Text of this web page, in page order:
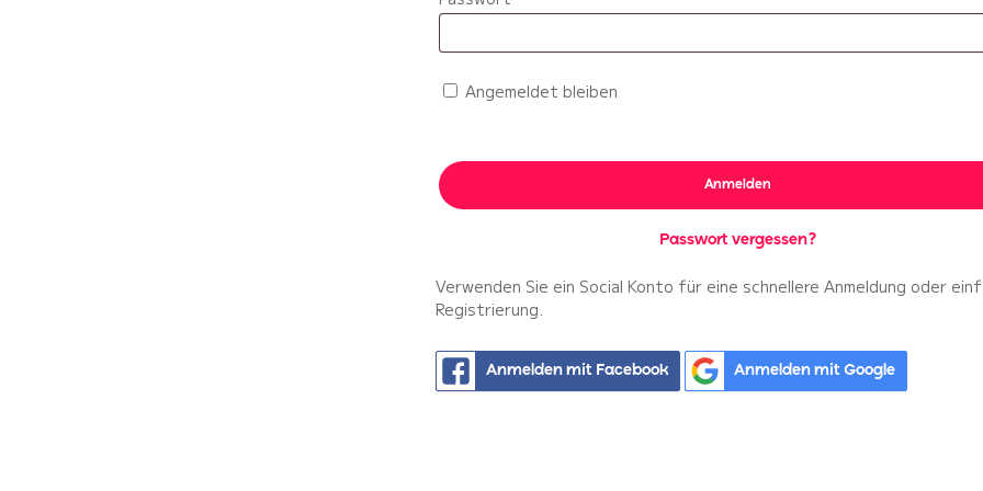
Angemeldet bleiben
Anmelden
Passwort vergessen?
Verwenden Sie ein Social Konto für eine schnellere Anmeldung oder
Registrierung.
Anmelden mit Facebook Anmelden mit Google